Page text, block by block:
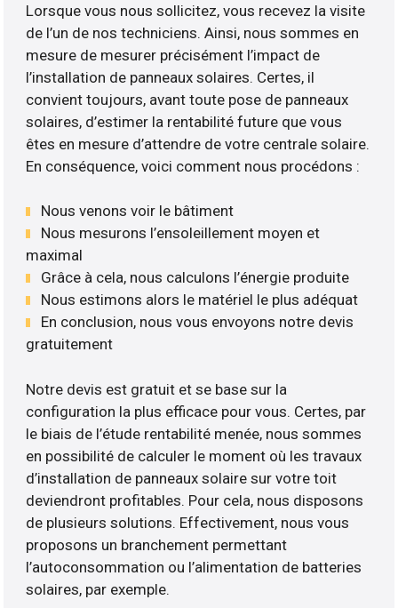
Lorsque vous nous sollicitez, vous recevez la visite
de l’un de nos techniciens. Ainsi, nous sommes en
mesure de mesurer précisément l’impact de
l’installation de panneaux solaires. Certes, il
convient toujours, avant toute pose de panneaux
solaires, d’estimer la rentabilité future que vous
êtes en mesure d’attendre de votre centrale solaire.
En conséquence, voici comment nous procédons :
Nous venons voir le bâtiment
Nous mesurons l’ensoleillement moyen et
maximal
Grâce à cela, nous calculons l’énergie produite
Nous estimons alors le matériel le plus adéquat
En conclusion, nous vous envoyons notre devis
gratuitement
Notre devis est gratuit et se base sur la
configuration la plus efficace pour vous. Certes, par
le biais de l’étude rentabilité menée, nous sommes
en possibilité de calculer le moment où les travaux
d’installation de panneaux solaire sur votre toit
deviendront profitables. Pour cela, nous disposons
de plusieurs solutions. Effectivement, nous vous
proposons un branchement permettant
l’autoconsommation ou l’alimentation de batteries
solaires, par exemple.